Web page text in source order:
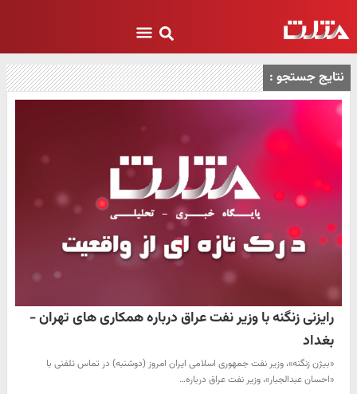
نتایج جستجو :
رایزنی زنگنه با وزیر نفت عراق درباره همکاری های تهران -
بغداد
«بیژن زنگنه»، وزیر نفت جمهوری اسلامی ایران امروز (دوشنبه) در تماس تلفنی با
«احسان عبدالجبار»، وزیر نفت عراق درباره…